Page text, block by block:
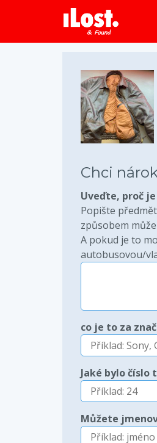
Chci
Uveďte, proč
Popište
způsobem
A pokud je to
autobusovou/
co je to za
Jaké bylo číslo
Můžete